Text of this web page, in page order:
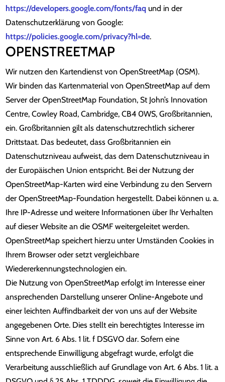
https://developers.google.com/fonts/faq und in der
Datenschutzerklärung von Google:
https://policies.google.com/privacy?hl=de.
OPENSTREETMAP
Wir nutzen den Kartendienst von OpenStreetMap (OSM).
Wir binden das Kartenmaterial von OpenStreetMap auf dem
Server der OpenStreetMap Foundation, St John’s Innovation
Centre, Cowley Road, Cambridge, CB4 0WS, Großbritannien,
ein. Großbritannien gilt als datenschutzrechtlich sicherer
Drittstaat. Das bedeutet, dass Großbritannien ein
Datenschutzniveau aufweist, das dem Datenschutzniveau in
der Europäischen Union entspricht. Bei der Nutzung der
OpenStreetMap-Karten wird eine Verbindung zu den Servern
der OpenStreetMap-Foundation hergestellt. Dabei können u. a.
Ihre IP-Adresse und weitere Informationen über Ihr Verhalten
auf dieser Website an die OSMF weitergeleitet werden.
OpenStreetMap speichert hierzu unter Umständen Cookies in
Ihrem Browser oder setzt vergleichbare
Wiedererkennungstechnologien ein.
Die Nutzung von OpenStreetMap erfolgt im Interesse einer
ansprechenden Darstellung unserer Online-Angebote und
einer leichten Auffindbarkeit der von uns auf der Website
angegebenen Orte. Dies stellt ein berechtigtes Interesse im
Sinne von Art. 6 Abs. 1 lit. f DSGVO dar. Sofern eine
entsprechende Einwilligung abgefragt wurde, erfolgt die
Verarbeitung ausschließlich auf Grundlage von Art. 6 Abs. 1 lit. a